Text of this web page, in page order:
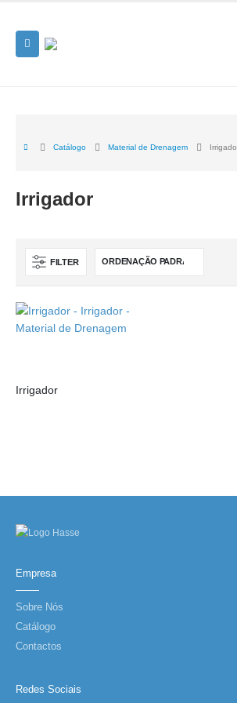
Catálogo Material de Drenagem
Irrigador
FILTER
Irrigador
Empresa
Sobre Nós
Catálogo
Contactos
Redes Sociais